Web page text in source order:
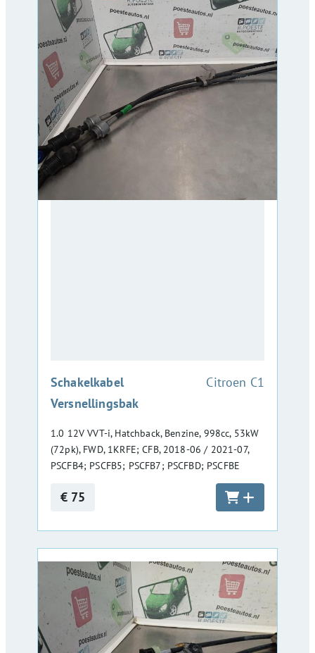
Schakelkabel
Versnellingsbak
:Citroen C1
1.0 12V VVT-i, Hatchback, Benzine, 998cc, 53kW
(72pk), FWD, 1KRFE; CFB, 2018-06 / 2021-07,
PSCFB4; PSCFB5; PSCFB7; PSCFBD; PSCFBE
€ 75